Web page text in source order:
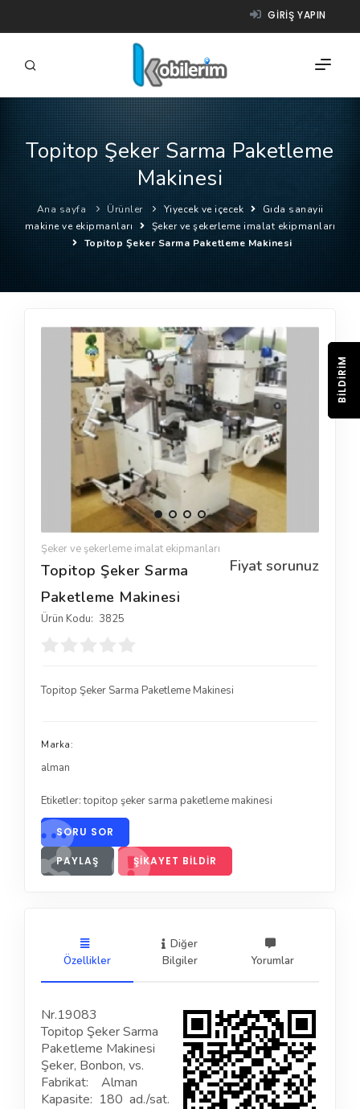
GIRIŞ YAPIN
FIRMALAR
ÜRÜNLER
NASIL ÇALIŞIR?
YARDIM
Topitop Şeker Sarma Paketleme
Makinesi
Ana sayfa Ürünler Yiyecek ve içecek
Gıda sanayii
makine ve ekipmanları
Şeker ve şekerleme imalat ekipmanları
Topitop Şeker Sarma Paketleme Makinesi
Şeker ve şekerleme imalat ekipmanları
Fiyat sorunuz
Topitop Şeker Sarma
Paketleme Makinesi
Ürün Kodu: 3825
Topitop Şeker Sarma Paketleme Makinesi
Marka:
alman
Etiketler:topitop şeker sarma paketleme makinesi
SORU SOR
PAYLAŞ ŞIKAYET BILDIR
Özellikler
Diğer
Bilgiler
Yorumlar
Nr.19083
Topitop Şeker Sarma
Paketleme Makinesi
Şeker, Bonbon, vs.
Fabrikat: Alman
Kapasite: 180 ad./sat.
BILDIRIM